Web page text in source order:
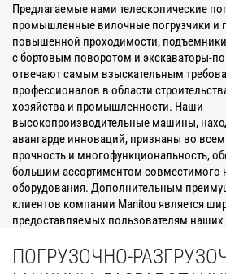
Предлагаемые нами телескопические
промышленные вилочные погрузчики и
повышенной проходимости,
с бортовым поворотом и экскаваторы-
отвечают самым взыскательным
профессионалов в области
хозяйства и промышленности. Наши
высокопроизводительные машины,
авангарде инноваций, признаны во
прочность и многофункциональность,
большим ассортиментом совместимого
оборудования. Дополнительным
клиентов компании Manitou является
предоставляемых пользователям
ПОГРУЗОЧНО-